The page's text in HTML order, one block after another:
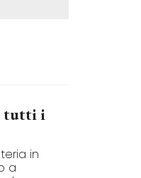
tutti i
in
a